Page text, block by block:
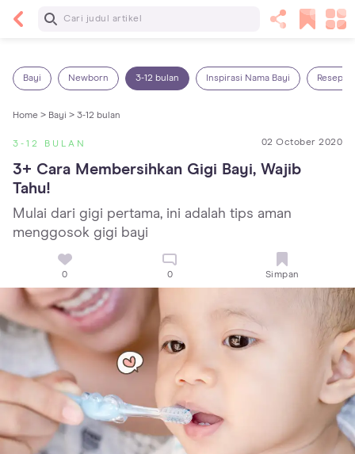
Baca Selanjutnya
Bayi Newborn 3-12 bulan Inspirasi Nama Bayi Resep
Home > Bayi > 3-12 bulan
3-12 BULAN 02 October 2020
3+ Cara Membersihkan Gigi Bayi, Wajib
Tahu!
Mulai dari gigi pertama, ini adalah tips aman
menggosok gigi bayi
0 0 Simpan